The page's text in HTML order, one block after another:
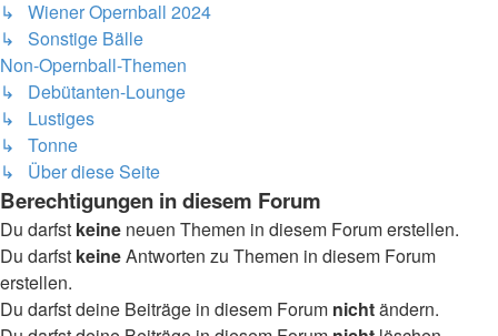
↳ Wiener Opernball 2024
↳ Sonstige Bälle
Non-Opernball-Themen
↳ Debütanten-Lounge
↳ Lustiges
↳ Tonne
↳ Über diese Seite
Berechtigungen in diesem Forum
Du darfst keine neuen Themen in diesem Forum erstellen.
Du darfst keineAntworten zu Themen in diesem Forum
erstellen.
Du darfst deine Beiträge in diesem Forum nichtändern.